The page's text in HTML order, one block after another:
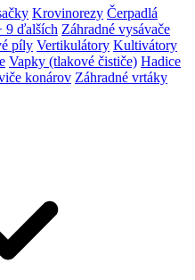
Krovinorezy Čerpadlá
9 ďalších Záhradné vysávače
píly Vertikulátory Kultivátory
Vapky (tlakové čističe) Hadice
konárov Záhradné vrtáky